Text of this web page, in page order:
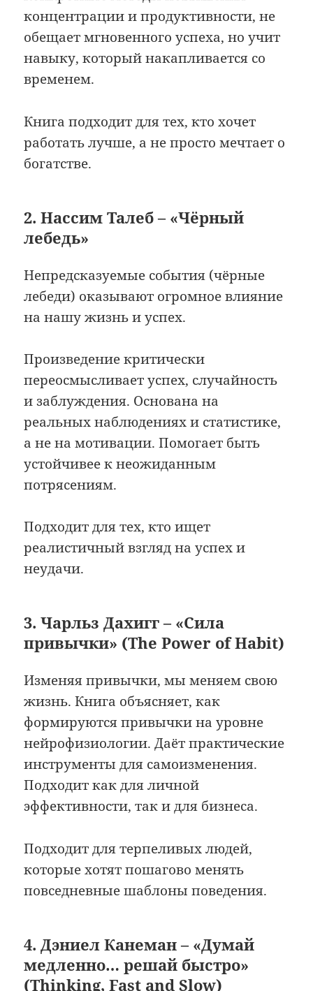
концентрации и продуктивности, не
обещает мгновенного успеха, но учит
навыку, который накапливается со
временем.
Книга подходит для тех, кто хочет
работать лучше, а не просто мечтает о
богатстве.
2. Нассим Талеб – «Чёрный
лебедь»
Непредсказуемые события (чёрные
лебеди) оказывают огромное влияние
на нашу жизнь и успех.
Произведение критически
переосмысливает успех, случайность
и заблуждения. Основана на
реальных наблюдениях и статистике,
а не на мотивации. Помогает быть
устойчивее к неожиданным
потрясениям.
Подходит для тех, кто ищет
реалистичный взгляд на успех и
неудачи.
3. Чарльз Дахигг – «Сила
привычки» (The Power of Habit)
Изменяя привычки, мы меняем свою
жизнь. Книга объясняет, как
формируются привычки на уровне
нейрофизиологии. Даёт практические
инструменты для самоизменения.
Подходит как для личной
эффективности, так и для бизнеса.
Подходит для терпеливых людей,
которые хотят пошагово менять
повседневные шаблоны поведения.
4. Дэниел Канеман – «Думай
медленно… решай быстро»
(Thinking, Fast and Slow)